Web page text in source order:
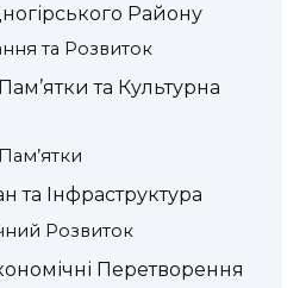
Району
та Розвиток
та Культурна
та Інфраструктура
Розвиток
Перетворення